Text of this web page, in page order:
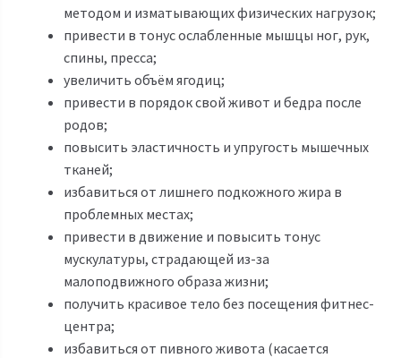
методом и изматывающих физических нагрузок;
привести в тонус ослабленные мышцы ног, рук,
спины, пресса;
увеличить объём ягодиц;
привести в порядок свой живот и бедра после
родов;
повысить эластичность и упругость мышечных
тканей;
избавиться от лишнего подкожного жира в
проблемных местах;
привести в движение и повысить тонус
мускулатуры, страдающей из-за
малоподвижного образа жизни;
получить красивое тело без посещения фитнес-
центра;
избавиться от пивного живота (касается